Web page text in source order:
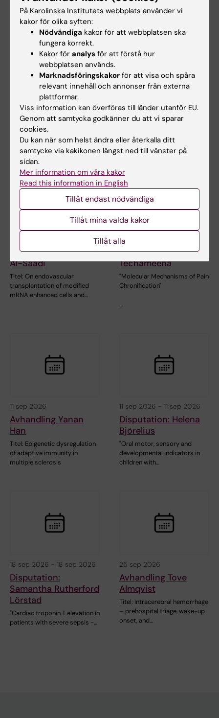
21 aug 2026
Disputation: Callum
Regan
Epidemiology to Health
Promotion: Associations
between physical activity…
27 aug 2026 -27 aug 2026
Titel:
"Östrogenreceptormedierat
neuroprotektion i modeller av…
Avhandling Jonathan
Al-Saadi
Titel: On endovascular
transplantation of modified
mRNA enhanced cells and…
28 aug 2026
Disputation: Prach
Techameena
"Molecular Mechanisms of Pain
Chronification"
…
11 sep 2026
Avhandling Yanan
Han
Titel: Epigenetic dysregulation
of adaptive immunity in
multiple sclerosis
11 sep 2026 - 11 sep 2026
Disputation: Helena
Björelius
"Oral motor, sensory and
developmental indicators in
children with…
18 sep 2026 - 18 sep 2026
Disputation:
Samantha Rutherford
Lörstad
"Cardiac troponin T elevation in
patients with severe sepsis -…
25 sep 2026
Avhandling Tove
Almqvist
Titel: Intracerebral hemorrhage
– prehospital triage, wake-up
onset, and…
På Karolinska Institutets webbplats använder vi
kakor för olika syften:
Nödvändiga kakor för att webbplatsen ska
fungera korrekt.
Kakor för analys för att förstå hur
webbplatsen används.
Marknadsföringskakor för att visa och spåra
relevant innehåll och annonser från externa
plattformar.
Viss information kan överföras till länder utanför EU.
Genom att samtycka godkänner du att vi sparar
cookies.
Du kan när som helst ändra eller återkalla ditt
samtycke via kakikonen längst ned till vänster på
sidan.
Mer information om våra kakor
Read this information in English
Tillåt endast nödvändiga
Tillåt mina valda kakor
Tillåt alla